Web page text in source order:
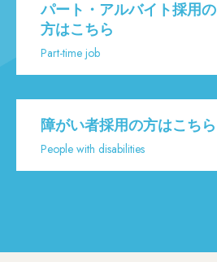
パート・アルバイト採用の
方はこちら
Part-time job
障がい者採用の方はこちら
People with disabilities